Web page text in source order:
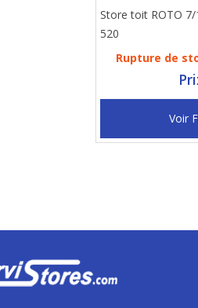
Store toit ROTO
520
Rupture de
Voir